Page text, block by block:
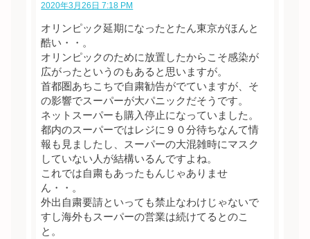
2020年3月26日 7:18 PM
オリンピック延期になったとたん東京がほんと
酷い・・。
オリンピックのために放置したからこそ感染が
広がったというのもあると思いますが。
首都圏あちこちで自粛勧告がでていますが、そ
の影響でスーパーが大パニックだそうです。
ネットスーパーも購入停止になっていました。
都内のスーパーではレジに９０分待ちなんて情
報も見ましたし、スーパーの大混雑時にマスク
していない人が結構いるんですよね。
これでは自粛もあったもんじゃありませ
ん・・。
外出自粛要請といっても禁止なわけじゃないで
すし海外もスーパーの営業は続けてるとのこ
と。